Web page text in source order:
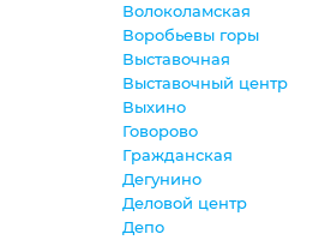
Волоколамская
Воробьевы горы
Выставочная
Выставочный центр
Выхино
Говорово
Гражданская
Дегунино
Деловой центр
Депо